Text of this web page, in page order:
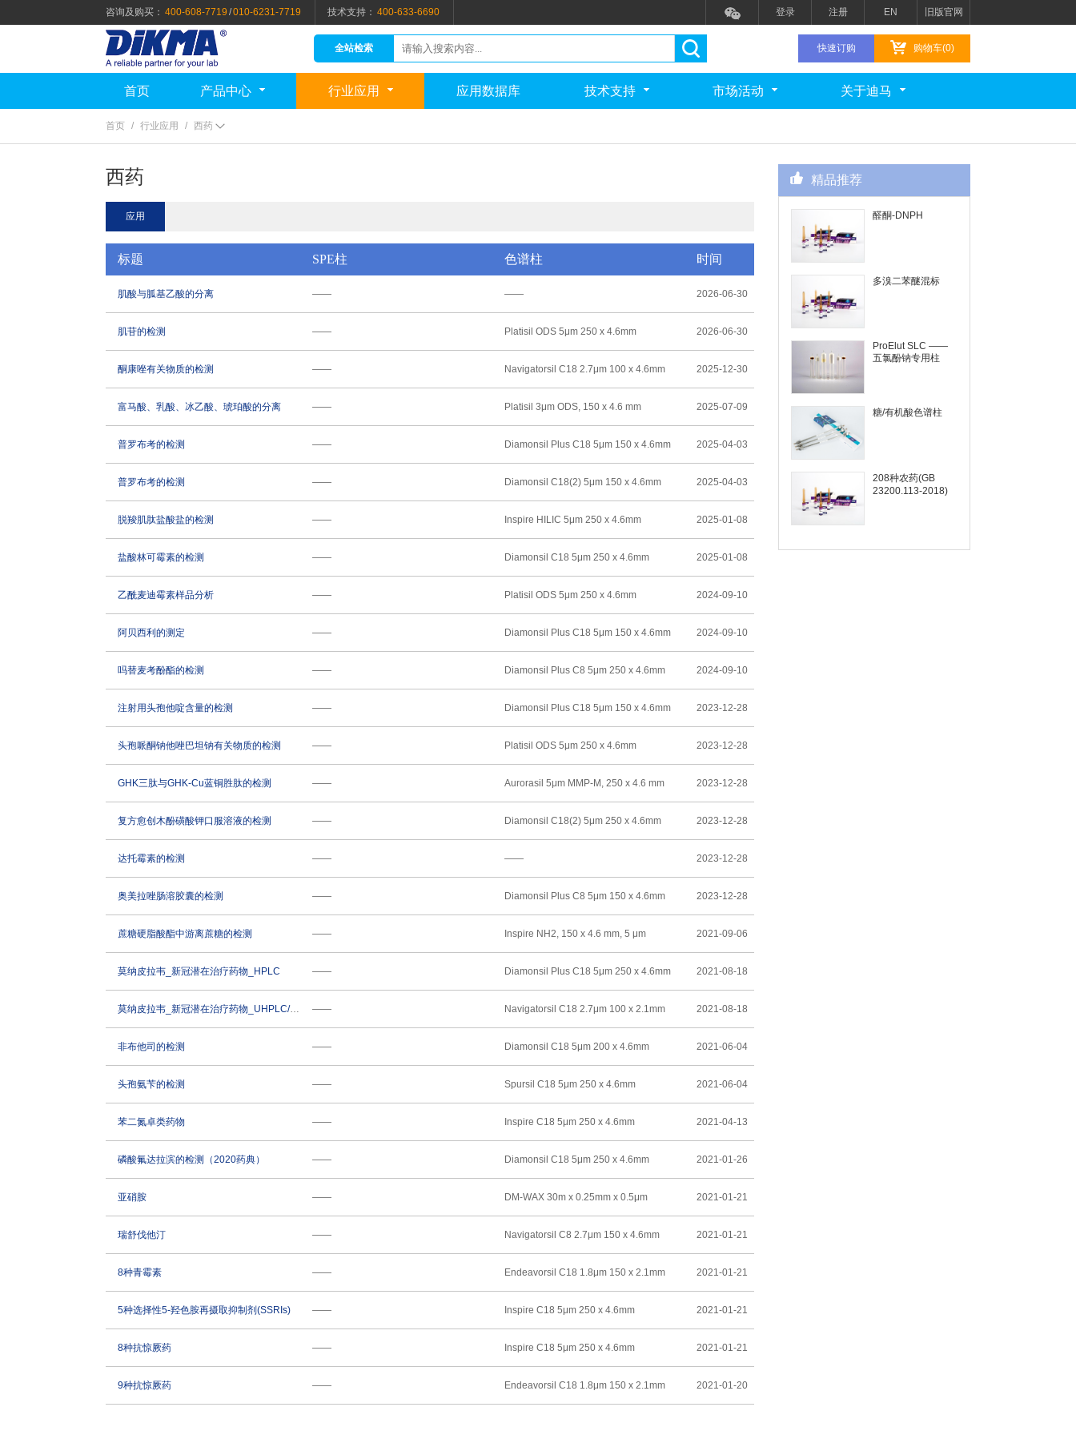
咨询及购买： 400-608-7719 /010-6231-7719 技术支持： 400-633-6690 旧版官网
EN
注册
登录
全站检索 快速订购 购物车(0)
首页 产品中心 行业应用 应用数据库 技术支持 市场活动 关于迪马
首页 / 行业应用 / 西药
西药
应用
标题 SPE柱 色谱柱 时间
肌酸与胍基乙酸的分离 —— —— 2026-06-30
肌苷的检测 —— Platisil ODS 5μm 250 x 4.6mm 2026-06-30
酮康唑有关物质的检测 —— Navigatorsil C18 2.7μm 100 x 4.6mm 2025-12-30
富马酸、乳酸、冰乙酸、琥珀酸的分离 —— Platisil 3μm ODS, 150 x 4.6 mm 2025-07-09
普罗布考的检测 —— Diamonsil Plus C18 5μm 150 x 4.6mm 2025-04-03
普罗布考的检测 —— Diamonsil C18(2) 5μm 150 x 4.6mm 2025-04-03
脱羧肌肽盐酸盐的检测 —— Inspire HILIC 5μm 250 x 4.6mm 2025-01-08
盐酸林可霉素的检测 —— Diamonsil C18 5μm 250 x 4.6mm 2025-01-08
乙酰麦迪霉素样品分析 —— Platisil ODS 5μm 250 x 4.6mm 2024-09-10
阿贝西利的测定 —— Diamonsil Plus C18 5μm 150 x 4.6mm 2024-09-10
吗替麦考酚酯的检测 —— Diamonsil Plus C8 5μm 250 x 4.6mm 2024-09-10
注射用头孢他啶含量的检测 —— Diamonsil Plus C18 5μm 150 x 4.6mm 2023-12-28
头孢哌酮钠他唑巴坦钠有关物质的检测 —— Platisil ODS 5μm 250 x 4.6mm 2023-12-28
GHK三肽与GHK-Cu蓝铜胜肽的检测 —— Aurorasil 5μm MMP-M, 250 x 4.6 mm 2023-12-28
复方愈创木酚磺酸钾口服溶液的检测 —— Diamonsil C18(2) 5μm 250 x 4.6mm 2023-12-28
达托霉素的检测 —— —— 2023-12-28
奥美拉唑肠溶胶囊的检测 —— Diamonsil Plus C8 5μm 150 x 4.6mm 2023-12-28
蔗糖硬脂酸酯中游离蔗糖的检测 —— Inspire NH2, 150 x 4.6 mm, 5 μm 2021-09-06
莫纳皮拉韦_新冠潜在治疗药物_HPLC —— Diamonsil Plus C18 5μm 250 x 4.6mm 2021-08-18
莫纳皮拉韦_新冠潜在治疗药物_UHPLC/MS/MS —— Navigatorsil C18 2.7μm 100 x 2.1mm 2021-08-18
非布他司的检测 —— Diamonsil C18 5μm 200 x 4.6mm 2021-06-04
头孢氨苄的检测 —— Spursil C18 5μm 250 x 4.6mm 2021-06-04
苯二氮卓类药物 —— Inspire C18 5μm 250 x 4.6mm 2021-04-13
磷酸氟达拉滨的检测（2020药典） —— Diamonsil C18 5μm 250 x 4.6mm 2021-01-26
亚硝胺 —— DM-WAX 30m x 0.25mm x 0.5μm 2021-01-21
瑞舒伐他汀 —— Navigatorsil C8 2.7μm 150 x 4.6mm 2021-01-21
8种青霉素 —— Endeavorsil C18 1.8μm 150 x 2.1mm 2021-01-21
5种选择性5-羟色胺再摄取抑制剂(SSRIs) —— Inspire C18 5μm 250 x 4.6mm 2021-01-21
8种抗惊厥药 —— Inspire C18 5μm 250 x 4.6mm 2021-01-21
9种抗惊厥药 —— Endeavorsil C18 1.8μm 150 x 2.1mm 2021-01-20
精品推荐
醛酮-DNPH
多溴二苯醚混标
ProElut SLC ——
五氯酚钠专用柱
糖/有机酸色谱柱
208种农药(GB
23200.113-2018)